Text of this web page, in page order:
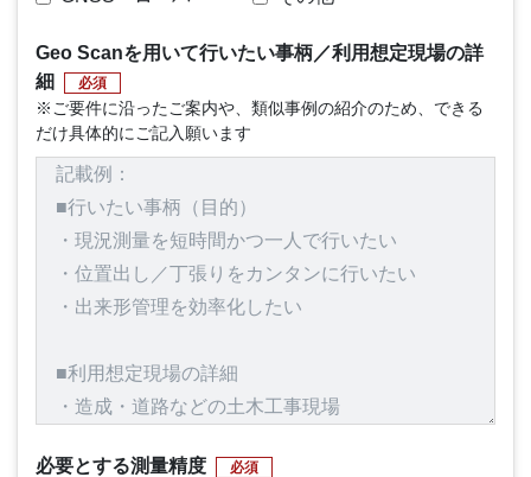
Geo Scanを用いて行いたい事柄／利用想定現場の詳
細
必須
※ご要件に沿ったご案内や、類似事例の紹介のため、できる
だけ具体的にご記入願います
必要とする測量精度 必須